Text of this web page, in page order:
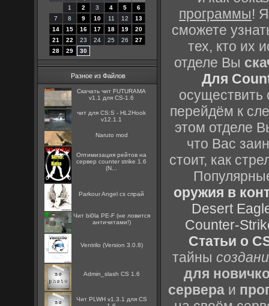
1
2 3 4 5
6
7
8 9 10 11 12
13
14
15 16 17 18 19
20
21
22 23 24 25 26
27
28
29 30
Разное из Файлов
Скачать чит FUTURAMA
v1.1 для CS-1.6
чит для CS:S - HL2Hook
v12.1.1
Naruto mod
Оптимизация рейтов на
сервер counter strike 1.6
(N...
Parkour Angel cs спрай
Чит bi0la PE-F (не ловится
античитами!)
Ventrilo (Version 3.0.8)
Admin_slash CS 1.6
Чит PLWH v1.3.1 для CS
программы!
сможете
тех, кто их
отделе Вы
Для
осуществить
перейдём к
этом отделе
что Вас
стоит, как
оружия в
Desert
Counter-
Статьи о
тайны
для
сервера и